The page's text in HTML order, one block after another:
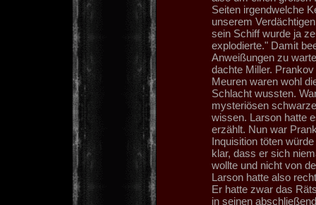
Seiten irgendwelche
unserem
sein Schiff wurde ja
explodierte." Damit
Anweißungen zu
dachte Miller.
Meuren waren wohl
Schlacht wussten.
mysteriösen
wissen. Larson hatte
erzählt. Nun war
Inquisition töten
klar, dass er sich
wollte und nicht von
Larson hatte also
Er hatte zwar das
in seinen